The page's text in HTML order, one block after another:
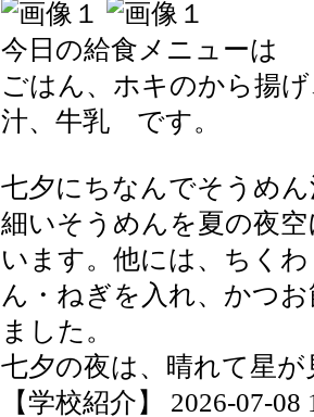
今日の給食メニューは
ごはん、ホキのから揚
汁、牛乳 です。
七夕にちなんでそうめ
細いそうめんを夏の夜
います。他には、ちく
ん・ねぎを入れ、かつ
ました。
七夕の夜は、晴れて星
【学校紹介】 2026-07-08